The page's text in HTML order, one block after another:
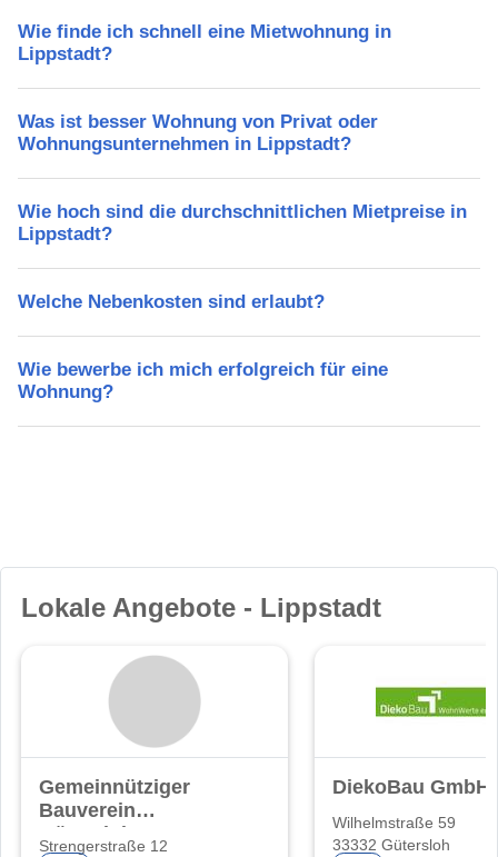
Wie finde ich schnell eine Mietwohnung in
Lippstadt?
Was ist besser Wohnung von Privat oder
Wohnungsunternehmen in Lippstadt?
Wie hoch sind die durchschnittlichen Mietpreise in
Lippstadt?
Welche Nebenkosten sind erlaubt?
Wie bewerbe ich mich erfolgreich für eine
Wohnung?
Lokale Angebote - Lippstadt
Gemeinnütziger
Bauverein
Gütersloh eG
Strengerstraße 12
DiekoBau GmbH
Wilhelmstraße 59
33332 Gütersloh